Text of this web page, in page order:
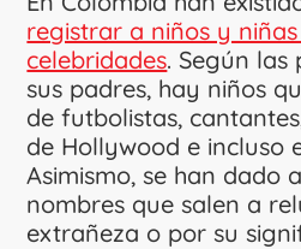
registrar a niños y
celebridades. Según las
sus padres, hay niños
de futbolistas,
de Hollywood e incluso
Asimismo, se han dado
nombres que salen a
extrañeza o por su